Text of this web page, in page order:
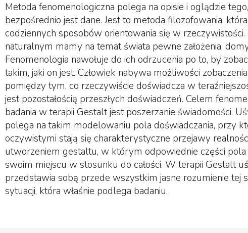
Metoda fenomenologiczna polega na opisie i oglądzie
bezpośrednio jest dane. Jest to metoda filozofowania,
codziennych sposobów orientowania się w
naturalnym mamy na temat świata pewne założenia,
Fenomenologia nawołuje do ich odrzucenia po to, by
takim, jaki on jest. Człowiek nabywa możliwości
pomiędzy tym, co rzeczywiście doświadcza w
jest pozostałością przeszłych doświadczeń. Celem
badania w terapii Gestalt jest poszerzanie świadomości.
polega na takim modelowaniu pola doświadczania, przy
oczywistymi stają się charakterystyczne przejawy
utworzeniem gestaltu, w którym odpowiednie części pola
swoim miejscu w stosunku do całości. W terapii Gestalt
przedstawia sobą przede wszystkim jasne rozumienie tej
sytuacji, która właśnie podlega badaniu.